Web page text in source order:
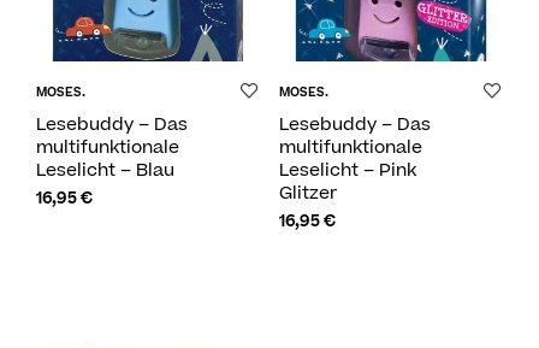
MOSES.
Lesebuddy – Das
multifunktionale
Leselicht – Blau
16,95€
MOSES.
Lesebuddy – Das
multifunktionale
Leselicht – Pink
Glitzer
16,95€